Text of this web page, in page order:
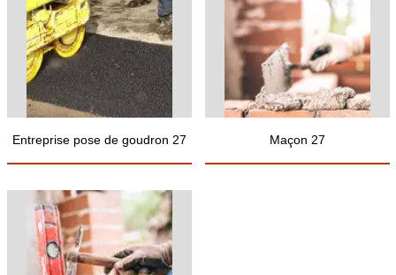
Entreprise pose de goudron 27 Maçon 27